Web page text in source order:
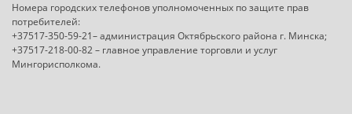
Номера городских телефонов уполномоченных по защите прав
потребителей:
+37517-350-59-21– администрация Октябрьского района г. Минска;
+37517-218-00-82 – главное управление торговли и услуг
Мингорисполкома.